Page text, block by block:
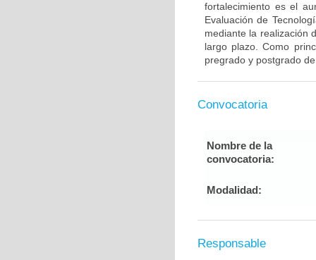
fortalecimiento es el
Evaluación de
mediante la realización
largo plazo. Como
pregrado y postgrado
Convocatoria
Nombre de la
convocatoria:
Modalidad:
Responsable